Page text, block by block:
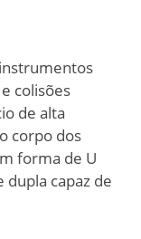
colisões
de alta
corpo dos
forma de U
capaz de